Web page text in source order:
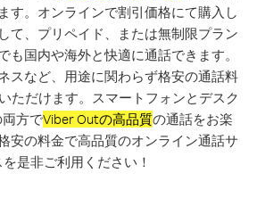
す。オンラインで割引価格にて購入し
て、プリペイド、または無制限プラン
も国内や海外と快適に通話できます。
スなど、用途に関わらず格安の通話料
ただけます。スマートフォンとデスク
両方でViber Outの高品質の通話をお楽
安の料金で高品質のオンライン通話サ
是非ご利用ください！